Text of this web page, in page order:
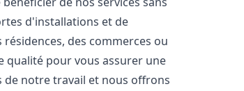
d'installations et de
des commerces ou
qualité pour vous assurer une
de notre travail et nous offrons